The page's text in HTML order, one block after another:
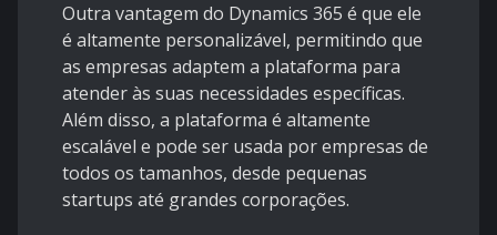
Outra vantagem do Dynamics 365 é que ele
é altamente personalizável, permitindo que
as empresas adaptem a plataforma para
atender às suas necessidades específicas.
Além disso, a plataforma é altamente
escalável e pode ser usada por empresas de
todos os tamanhos, desde pequenas
startups até grandes corporações.